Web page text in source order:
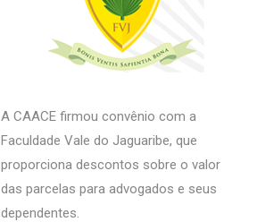
A CAACE firmou convênio com a
Faculdade Vale do Jaguaribe, que
proporciona descontos sobre o valor
das parcelas para advogados e seus
dependentes.